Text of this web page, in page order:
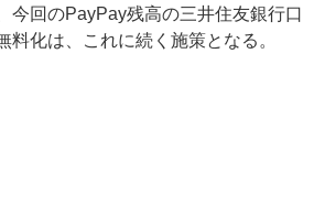
今回のPayPay残高の三井住友銀行口
料化は、これに続く施策となる。